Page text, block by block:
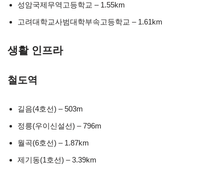
성암국제무역고등학교 – 1.55km
고려대학교사범대학부속고등학교 – 1.61km
생활 인프라
철도역
길음(4호선) – 503m
정릉(우이신설선) – 796m
월곡(6호선) – 1.87km
제기동(1호선) – 3.39km